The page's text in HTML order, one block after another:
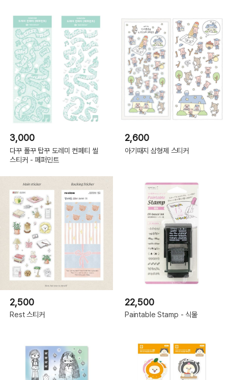
3,000
다꾸 폴꾸 탑꾸 도레미 컨페티 씰
스티커 - 페퍼민트
2,600
아기때지 삼형제 스티커
2,500
Rest 스티커
22,500
Paintable Stamp - 식물